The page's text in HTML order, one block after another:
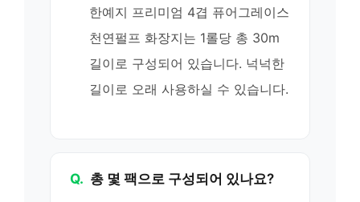
한예지 프리미엄 4겹 퓨어그레이스
천연펄프 화장지는 1롤당 총 30m
길이로 구성되어 있습니다. 넉넉한
길이로 오래 사용하실 수 있습니다.
Q. 총 몇 팩으로 구성되어 있나요?